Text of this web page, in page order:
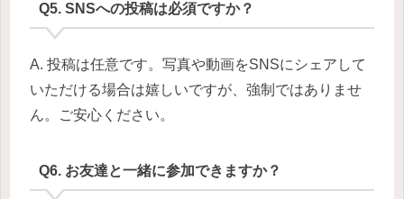
Q5. SNSへの投稿は必須ですか？
A. 投稿は任意です。写真や動画をSNSにシェアして
いただける場合は嬉しいですが、強制ではありませ
ん。ご安心ください。
Q6. お友達と一緒に参加できますか？